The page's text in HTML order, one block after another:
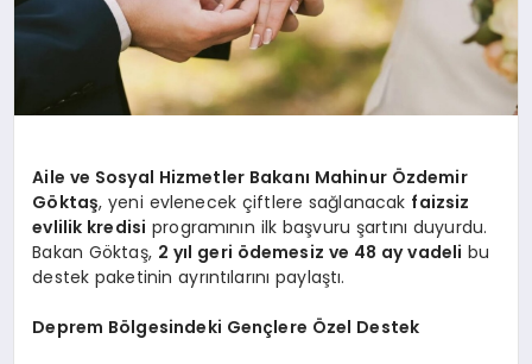
Aile ve Sosyal Hizmetler Bakanı Mahinur Özdemir
Göktaş, yeni evlenecek çiftlere sağlanacak faizsiz
evlilik kredisi programının ilk başvuru şartını duyurdu.
Bakan Göktaş, 2 yıl geri ödemesiz ve 48 ay vadeli bu
destek paketinin ayrıntılarını paylaştı.
Deprem Bölgesindeki Gençlere Özel Destek